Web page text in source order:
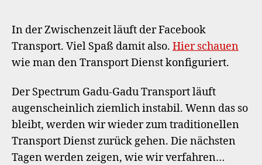
In der Zwischenzeit läuft der Facebook
Transport. Viel Spaß damit also. Hier schauen
wie man den Transport Dienst konfiguriert.
Der Spectrum Gadu-Gadu Transport läuft
augenscheinlich ziemlich instabil. Wenn das so
bleibt, werden wir wieder zum traditionellen
Transport Dienst zurück gehen. Die nächsten
Tagen werden zeigen, wie wir verfahren…